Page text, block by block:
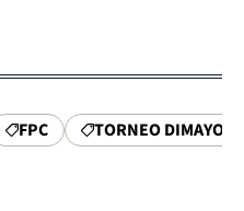
FPC TORNEO DIMAYOR